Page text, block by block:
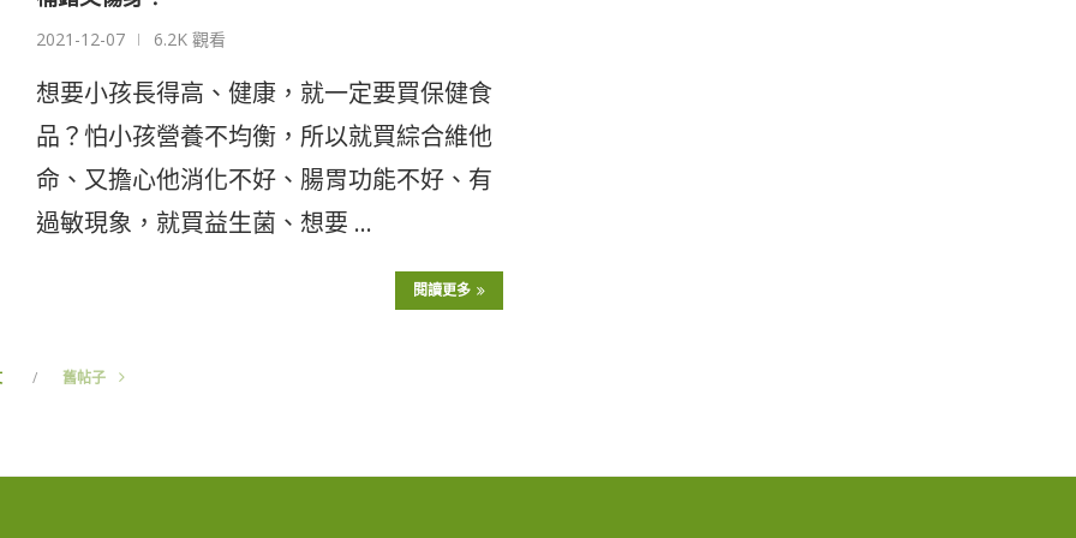
2021-12-07 6.2K 觀看
想要小孩長得高、健康，就一定要買保健食
品？怕小孩營養不均衡，所以就買綜合維他
命、又擔心他消化不好、腸胃功能不好、有
過敏現象，就買益生菌、想要 …
閱讀更多
舊帖子